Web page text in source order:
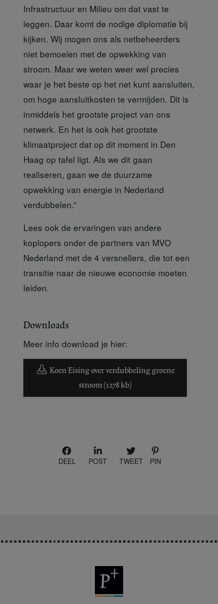
Infrastructuur en Milieu om dat vast te
leggen. Daar komt de nodige diplomatie bij
kijken. Wij mogen ons als netbeheerders
niet bemoeien met de opwekking van
stroom. Maar we weten weer wel precies
waar je het beste op het net kunt aansluiten,
om hoge aansluitkosten te vermijden. Dit is
inmiddels het grootste project van ons
netwerk. En het is ook het grootste
klimaatproject dat op dit moment in Den
Haag op tafel ligt. Als we dit gaan
realiseren, gaan we de duurzame
opwekking van energie in Nederland
verdubbelen.”
Lees ook de ervaringen van andere
koplopers onder de partners van MVO
Nederland met de 4 versnellers, die tot een
transitie naar de nieuwe economie moeten
leiden.
Downloads
Meer info download je hier:
Koen Eising over verdubbeling groene
stroom (1278 kb)
DEEL POST TWEET PIN